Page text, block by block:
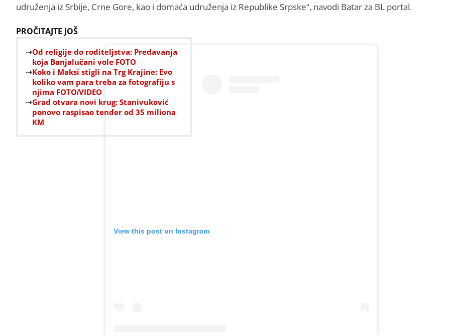
udruženja iz Srbije, Crne Gore, kao i domaća udruženja iz Republike Srpske“, navodi Batar za BL portal.
PROČITAJTE JOŠ
Od religije do roditeljstva: Predavanja
koja Banjalučani vole FOTO
Koko i Maksi stigli na Trg Krajine: Evo
koliko vam para treba za fotografiju s
njima FOTO/VIDEO
Grad otvara novi krug: Stanivuković
ponovo raspisao tender od 35 miliona
KM
View this post on Instagram